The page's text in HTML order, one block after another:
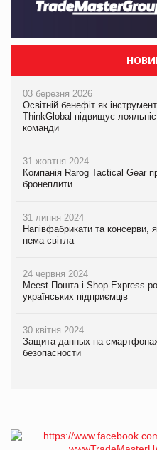
03 березня 2026
Освітній бенефіт як
ThinkGlobal підвищує
команди
31 жовтня 2024
Компанія Rarog Tactical Gear
бронеплити
31 липня 2024
Напівфабрикати та консерви,
нема світла
24 червня 2024
Meest Пошта і Shop-Express
українських підприємців
30 квітня 2024
Защита данных на
безопасности